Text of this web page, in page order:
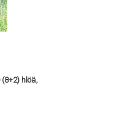
(8+2) hlöä,